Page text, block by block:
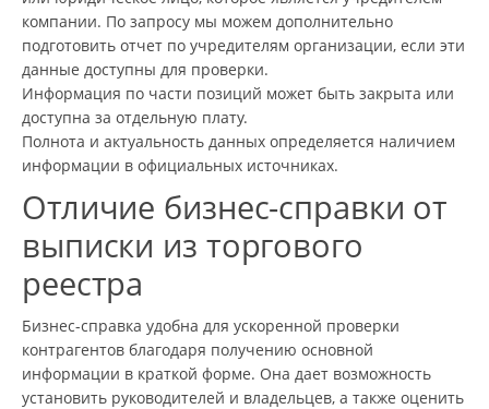
компании. По запросу мы можем дополнительно
подготовить отчет по учредителям организации, если эти
данные доступны для проверки.
Информация по части позиций может быть закрыта или
доступна за отдельную плату.
Полнота и актуальность данных определяется наличием
информации в официальных источниках.
Отличие бизнес-справки от
выписки из торгового
реестра
Бизнес-справка удобна для ускоренной проверки
контрагентов благодаря получению основной
информации в краткой форме. Она дает возможность
установить руководителей и владельцев, а также оценить